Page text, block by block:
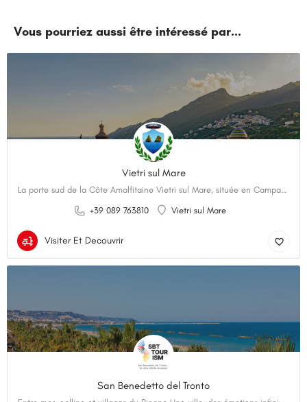
Vietri sul Mare
La porte sud de la Côte Amalfitaine Vietri sul Mare, située en Campanie, est mondialement connue pour sa…
+39 089 763810
Vietri sul Mare
Visiter Et Decouvrir
San Benedetto del Tronto